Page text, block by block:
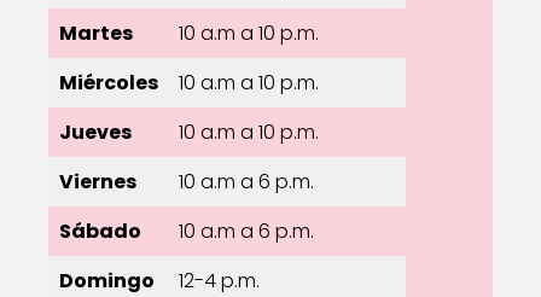
Martes
10 a.m a 10 p.m.
Miércoles
10 a.m a 10 p.m.
Jueves
10 a.m a 10 p.m.
Viernes
10 a.m a 6 p.m.
Sábado
10 a.m a 6 p.m.
Domingo
12-4 p.m.